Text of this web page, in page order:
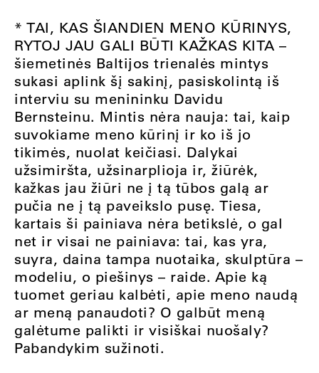
* TAI, KAS ŠIANDIEN MENO KŪRINYS,
RYTOJ JAU GALI BŪTI KAŽKAS KITA –
šiemetinės Baltijos trienalės mintys
sukasi aplink šį sakinį, pasiskolintą iš
interviu su menininku Davidu
Bernsteinu. Mintis nėra nauja: tai, kaip
suvokiame meno kūrinį ir ko iš jo
tikimės, nuolat keičiasi. Dalykai
užsimiršta, užsinarplioja ir, žiūrėk,
kažkas jau žiūri ne į tą tūbos galą ar
pučia ne į tą paveikslo pusę. Tiesa,
kartais ši painiava nėra betikslė, o gal
net ir visai ne painiava: tai, kas yra,
suyra, daina tampa nuotaika, skulptūra –
modeliu, o piešinys – raide. Apie ką
tuomet geriau kalbėti, apie meno naudą
ar meną panaudoti? O galbūt meną
galėtume palikti ir visiškai nuošaly?
Pabandykim sužinoti.